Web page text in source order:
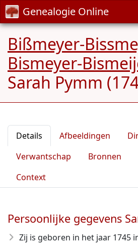
Genealogie Online
Bißmeyer-
Bismeyer-
Sarah Pymm
Details Afbeeldingen
Verwantschap
Bronnen
Context
Persoonlijke gegevens
Zij is geboren in het jaar 1745